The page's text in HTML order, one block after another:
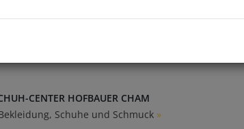
CENTER HOFBAUER CHAM
Schuhe und Schmuck»